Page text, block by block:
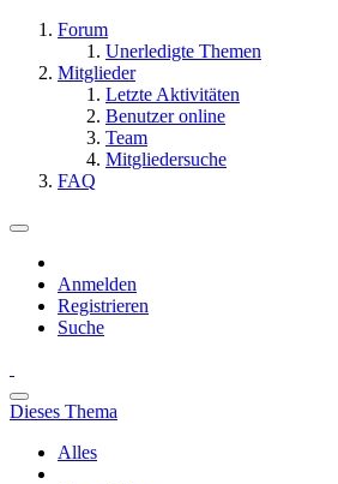
Forum
Unerledigte Themen
Mitglieder
Letzte Aktivitäten
Benutzer online
Team
Mitgliedersuche
FAQ
Anmelden
Registrieren
Suche
Dieses Thema
Alles